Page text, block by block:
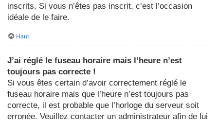
inscrits. Si vous n’êtes pas inscrit, c’est l’occasion
idéale de le faire.
Haut
J’ai réglé le fuseau horaire mais l’heure n’est
toujours pas correcte !
Si vous êtes certain d’avoir correctement réglé le
fuseau horaire mais que l’heure n’est toujours pas
correcte, il est probable que l’horloge du serveur soit
erronée. Veuillez contacter un administrateur afin de lui